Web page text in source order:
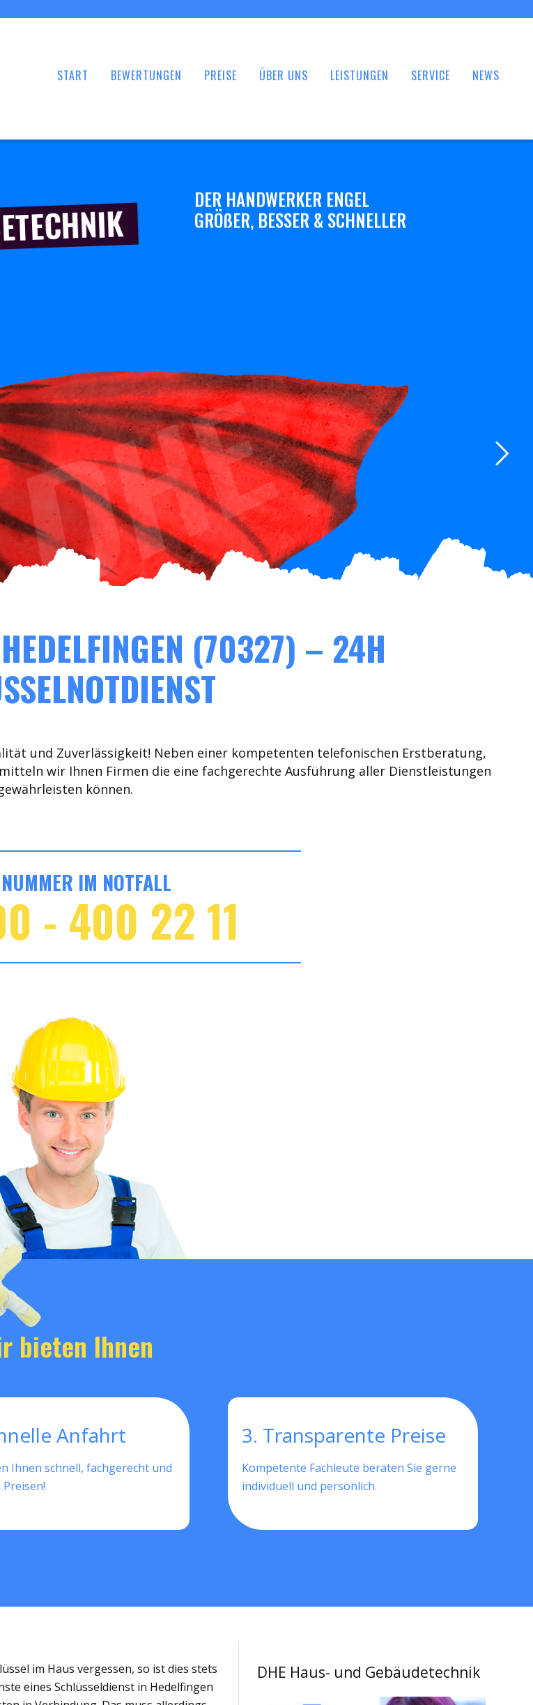
START BEWERTUNGEN PREISE ÜBER UNS LEISTUNGEN SERVICE NEWS
DER HANDWERKER ENGEL
GRÖßER, BESSER & SCHNELLER
(70327) – 24H
und Zuverlässigkeit! Neben einer kompetenten telefonischen Erstberatung,
wir Ihnen Firmen die eine fachgerechte Ausführung aller Dienstleistungen
können.
IM NOTFALL
- 400 22 11
bieten Ihnen
Anfahrt
Ihnen schnell, fachgerecht und
3. Transparente Preise
Kompetente Fachleute beraten Sie gerne
individuell und persönlich.
DHE Haus- und Gebäudetechnik
im Haus vergessen, so ist dies stets
eines Schlüsseldienst in Hedelfingen